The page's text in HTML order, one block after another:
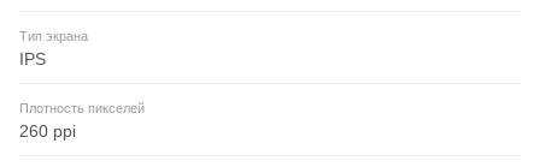
Тип экрана
IPS
Плотность пикселей
260 ppi